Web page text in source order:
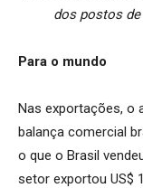
dos postos
Para o mundo
Nas exportações, o
balança comercial
o que o Brasil
setor exportou US$